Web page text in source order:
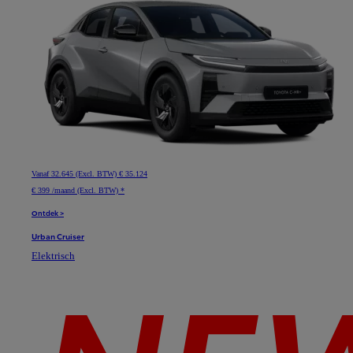
Vanaf32.645 (Excl. BTW) € 35.124
€ 399 /maand (Excl. BTW) *
Ontdek >
Urban Cruiser
Elektrisch